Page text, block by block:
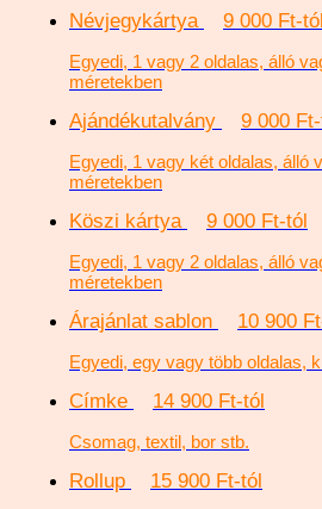
Névjegykártya 9 000 Ft-tól
Egyedi, 1 vagy 2 oldalas, álló
méretekben
Ajándékutalvány 9 000
Egyedi, 1 vagy két oldalas, álló
méretekben
Köszi kártya 9 000 Ft-tól
Egyedi, 1 vagy 2 oldalas, álló
méretekben
Árajánlat sablon 10 900
Egyedi, egy vagy több oldalas,
Címke 14 900 Ft-tól
Csomag, textil, bor stb.
Rollup 15 900 Ft-tól